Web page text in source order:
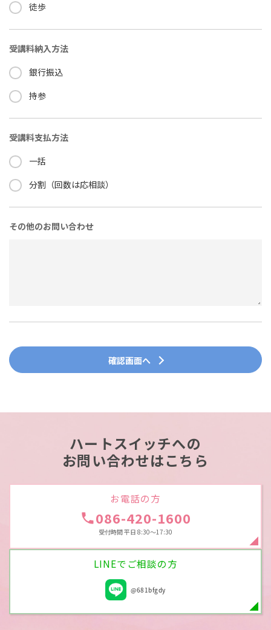
徒歩
受講料納入方法
銀行振込
持参
受講料支払方法
一括
分割（回数は応相談）
その他のお問い合わせ
確認画面へ
ハートスイッチへの
お問い合わせはこちら
お電話の方
086-420-1600
受付時間 平日 8:30～17:30
LINEでご相談の方
@681bfgdy